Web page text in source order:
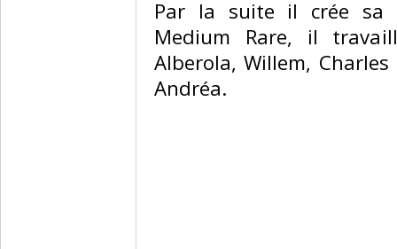
Par la suite il crée sa
Medium Rare, il
Alberola, Willem,
Andréa. ‎